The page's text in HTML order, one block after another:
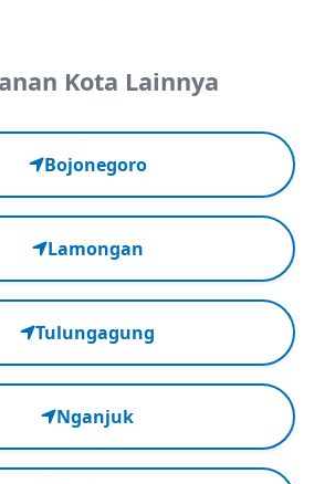
Kota Lainnya
Bojonegoro
Lamongan
Tulungagung
Nganjuk